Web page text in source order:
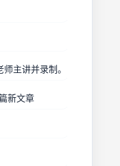
新文章